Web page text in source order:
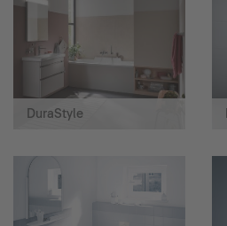
DuraStyle